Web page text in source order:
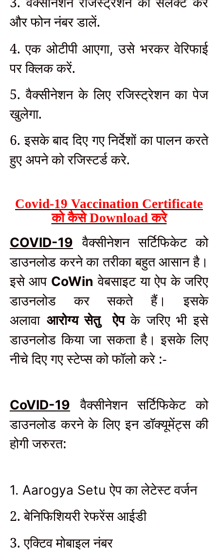
और फोन नंबर डालें.
4. एक ओटीपी आएगा,उसे भरकर वेरिफाई
पर क्लिक करें.
5. वैक्सीनेशन के लिए रजिस्ट्रेशन का पेज
खुलेगा.
6. इसके बाद दिए गए निर्देशों का पालन करते
हुए अपने को रजिस्टर्ड करे.
Covid-19 Vaccination Certificate
को कैसे Download करे
COVID-19
वैक्सीनेशन सर्टिफिकेट को
डाउनलोड करने का तरीका बहुत आसान है।
इसे आप CoWin वेबसाइट या ऐप के जरिए
डाउनलोड कर सकते हैं। इसके
अलावा आरोग्य सेतु ऐपके जरिए भी इसे
डाउनलोड किया जा सकता है। इसके लिए
नीचे दिए गए स्टेप्स को फॉलो करे :-
CoVID-19
वैक्सीनेशन सर्टिफिकेट को
डाउनलोड करने के लिए इन डॉक्यूमेंट्स की
होगी जरुरत:
1. Aarogya Setuऐप का लेटेस्ट वर्जन
2. बेनिफिशियरी रेफरेंस आईडी
3. एक्टिव मोबाइल नंबर